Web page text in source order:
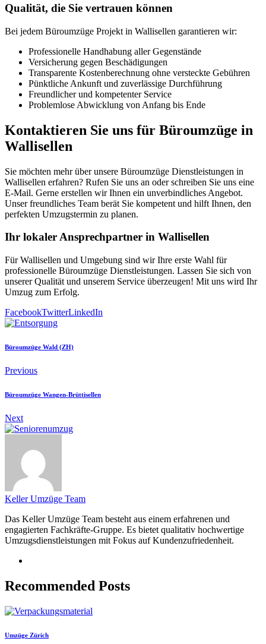
Qualität, die Sie vertrauen können
Bei jedem Büroumzüge Projekt in Wallisellen garantieren wir:
Professionelle Handhabung aller Gegenstände
Versicherung gegen Beschädigungen
Transparente Kostenberechnung ohne versteckte Gebühren
Pünktliche Ankunft und zuverlässige Durchführung
Freundlicher und kompetenter Service
Problemlose Abwicklung von Anfang bis Ende
Kontaktieren Sie uns für Büroumzüge in
Wallisellen
Sie möchten mehr über unsere Büroumzüge Dienstleistungen in
Wallisellen erfahren? Rufen Sie uns an oder schreiben Sie uns eine
E-Mail. Gerne erstellen wir Ihnen ein unverbindliches Angebot.
Unser freundliches Team berät Sie kompetent und hilft Ihnen, den
perfekten Umzugstermin zu planen.
Ihr lokaler Ansprechpartner in Wallisellen
Für Wallisellen und Umgebung sind wir Ihre erste Wahl für
professionelle Büroumzüge Dienstleistungen. Lassen Sie sich von
unserer Qualität und unserem Service überzeugen! Mit uns wird Ihr
Umzug zum Erfolg.
FacebookTwitterLinkedIn
Büroumzüge Wald (ZH)
Previous
Büroumzüge Wangen-Brüttisellen
Next
Keller Umzüge Team
Das Keller Umzüge Team besteht aus einem erfahrenen und
engagierten Fachkräfte-Gruppe. Es bietet qualitativ hochwertige
Umzugsdienstleistungen mit Fokus auf Kundenzufriedenheit.
Recommended Posts
Umzüge Zürich